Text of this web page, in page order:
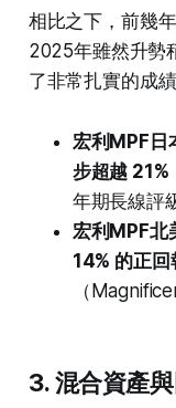
相比之下，前幾
2025年雖然升勢
了非常扎實的成績
宏利MPF日
步超越 21%
年期長線評
宏利MPF北
14% 的正回
（
3. 混合資產